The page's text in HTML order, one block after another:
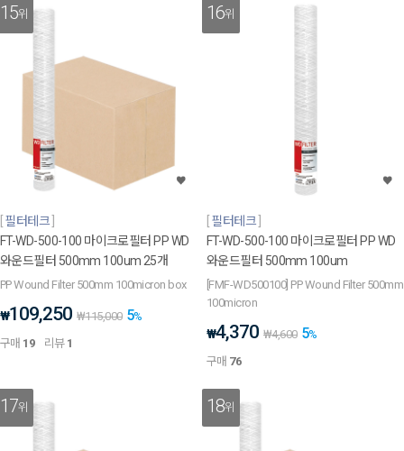
15위
필터테크
FT-WD-500-100 마이크로필터 PP WD
와운드필터 500mm 100um 25개
PP Wound Filter 500mm 100micron box
₩109,250 ₩115,000 5%
구매 19 리뷰 1
16위
필터테크
FT-WD-500-100 마이크로필터 PP WD
와운드필터 500mm 100um
[FMF-WD500100] PP Wound Filter 500mm
100micron
₩4,370 ₩4,600 5%
구매 76
17위 18위